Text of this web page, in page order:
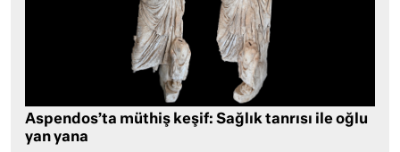
Aspendos’ta müthiş keşif: Sağlık tanrısı ile oğlu
yan yana